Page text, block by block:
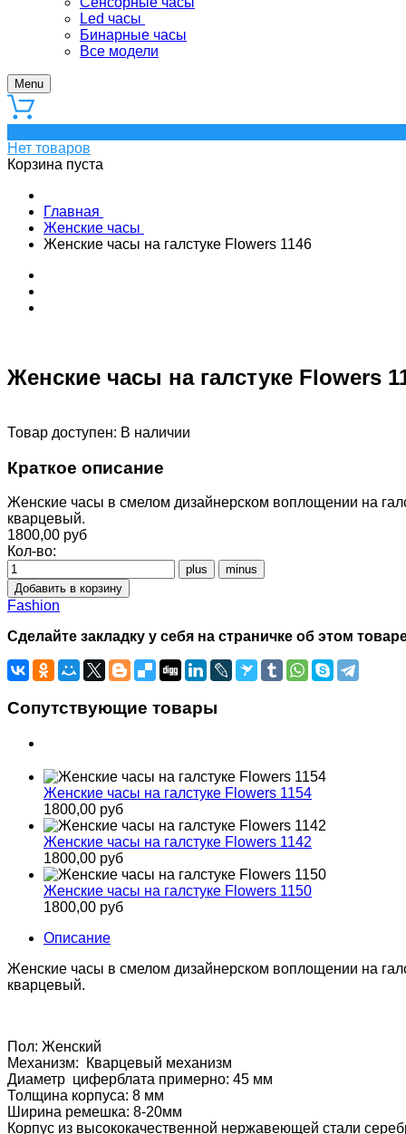
Led часы
Бинарные часы
Все модели
Menu
Нет товаров
Корзина пуста
Главная
Женские часы
Женские часы на галстуке Flowers 1146
Женские часы на галстуке Flowers
Товар доступен: В наличии
Краткое описание
Женские часы в смелом дизайнерском воплощении на
кварцевый.
1800,00 руб
Кол-во:
Fashion
Сделайте закладку у себя на страничке об этом
Сопутствующие товары
Женские часы на галстуке Flowers 1154
1800,00 руб
Женские часы на галстуке Flowers 1142
1800,00 руб
Женские часы на галстуке Flowers 1150
1800,00 руб
Описание
Женские часы в смелом дизайнерском воплощении на
кварцевый.
Пол: Женский
Механизм: Кварцевый механизм
Диаметр циферблата примерно: 45 мм
Толщина корпуса: 8 мм
Ширина ремешка: 8-20мм
Корпус из высококачественной нержавеющей стали